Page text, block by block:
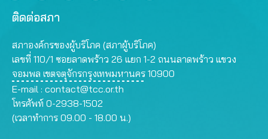
ติดต่อสภา
สภาองค์กรของผู้บริโภค (สภาผู้บริโภค)
เลขที่ 110/1 ซอยลาดพร้าว 26 แยก 1-2 ถนนลาดพร้าว แขวง
จอมพล เขตจตุจักรกรุงเทพมหานคร 10900
E-mail : contact@tcc.or.th
โทรศัพท์ 0-2938-1502
(เวลาทำการ 09.00 - 18.00 น.)